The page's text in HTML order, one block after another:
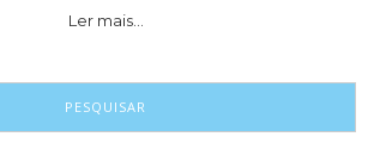
Ler mais…
PESQUISAR